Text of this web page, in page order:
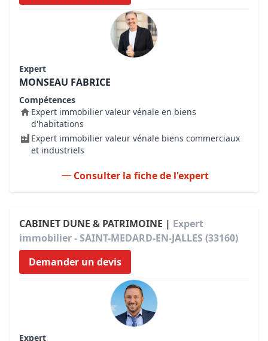
Expert
MONSEAU FABRICE
Compétences
Expert immobilier valeur vénale en biens
d'habitations
Expert immobilier valeur vénale biens commerciaux
et industriels
Consulter la fiche de l'expert
CABINET DUNE & PATRIMOINE | Expert
immobilier - SAINT-MEDARD-EN-JALLES (33160)
Demander un devis
Expert